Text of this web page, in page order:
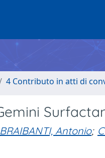
4 Contributo in atti di
BRAIBANTI, Antonio;